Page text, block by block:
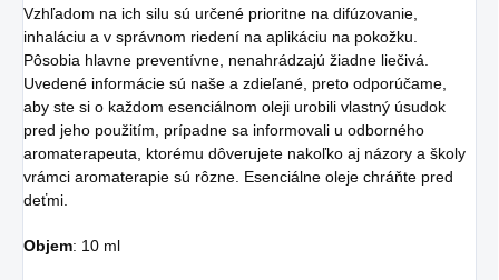
Vzhľadom na ich silu sú určené prioritne na difúzovanie,
inhaláciu a v správnom riedení na aplikáciu na pokožku.
Pôsobia hlavne preventívne, nenahrádzajú žiadne liečivá.
Uvedené informácie sú naše a zdieľané, preto odporúčame,
aby ste si o každom esenciálnom oleji urobili vlastný úsudok
pred jeho použitím, prípadne sa informovali u odborného
aromaterapeuta, ktorému dôverujete nakoľko aj názory a školy
vrámci aromaterapie sú rôzne. Esenciálne oleje chráňte pred
deťmi.
Objem: 10 ml